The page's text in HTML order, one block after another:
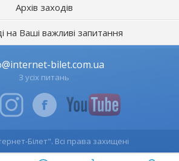
Архів заходів
на Ваші важливі запитання
bilet.com.ua
З усіх питань
Білет". Всі права захищені